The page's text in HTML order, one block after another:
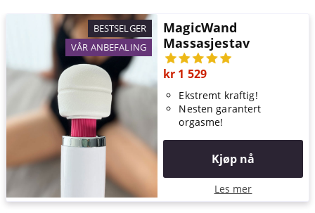
BESTSELGER
VÅR ANBEFALING
MagicWand
Massasjestav
kr 1 529
Ekstremt kraftig!
Nesten garantert
orgasme!
Kjøp nå
Les mer